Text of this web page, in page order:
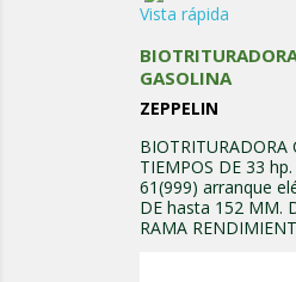
Vista rápida
GASOLINA
ZEPPELIN
TIEMPOS DE 33
61(999) arranque
DE hasta 152 MM.
RAMA